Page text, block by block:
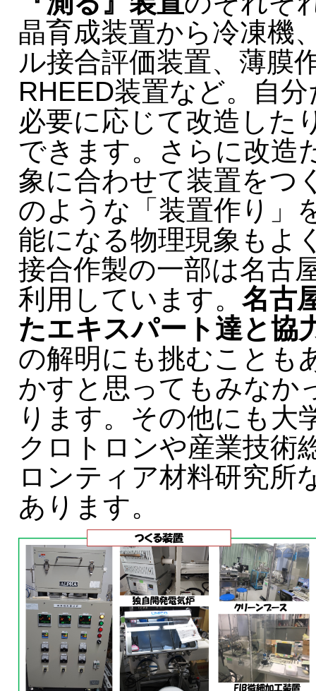
晶育成装置から冷凍機
ル接合評価装置、薄膜
RHEED装置など。自
必要に応じて改造した
できます。さらに改造
象に合わせて装置をつ
のような「装置作り」
能になる物理現象もよ
接合作製の一部は名古
利用しています。 名古
たエキスパート達と協
の解明にも挑むことも
かすと思ってもみなか
ります。その他にも大
クロトロンや産業技術
ロンティア材料研究所
あります。